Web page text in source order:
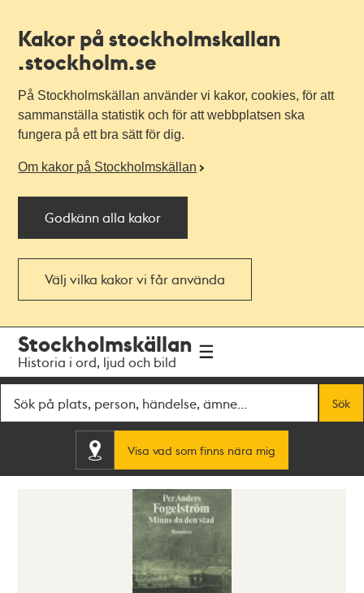
Kakor på stockholmskallan
.stockholm.se
På Stockholmskällan använder vi kakor, cookies, för att
sammanställa statistik och för att webbplatsen ska
fungera på ett bra sätt för dig.
Om kakor på Stockholmskällan
Godkänn alla kakor
Välj vilka kakor vi får använda
navigationen
huvudinnehållet
Stockholmskällan
Historia i ord, ljud och bild
Sök
Visa vad som finns nära mig